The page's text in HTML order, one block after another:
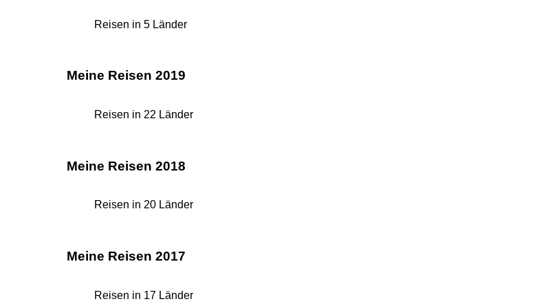
Reisen in 5 Länder
Meine Reisen 2019
Reisen in 22 Länder
Meine Reisen 2018
Reisen in 20 Länder
Meine Reisen 2017
Reisen in 17 Länder